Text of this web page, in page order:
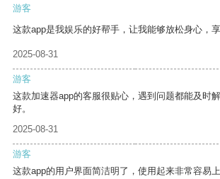
游客
这款app是我娱乐的好帮手，让我能够放松身心，享
2025-08-31
游客
这款加速器app的客服很贴心，遇到问题都能及时
好。
2025-08-31
游客
这款app的用户界面简洁明了，使用起来非常容易